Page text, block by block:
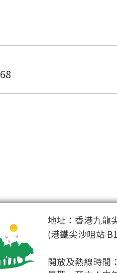
地址：香港九龍
(港鐵尖沙咀站
開放及熱線時間：